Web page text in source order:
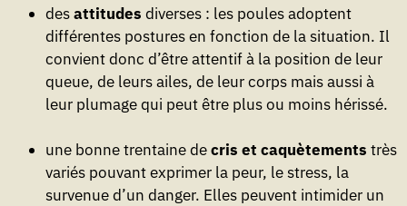
desattitudes diverses : les poules adoptent
différentes postures en fonction de la situation. Il
convient donc d’être attentif à la position de leur
queue, de leurs ailes, de leur corps mais aussi à
leur plumage qui peut être plus ou moins hérissé.
une bonne trentaine decris et caquètements très
variés pouvant exprimer la peur, le stress, la
survenue d’un danger. Elles peuvent intimider un